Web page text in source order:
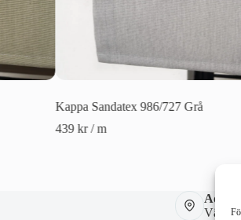
Kappa Sandatex 986/727 Grå
439 kr / m
Adress: